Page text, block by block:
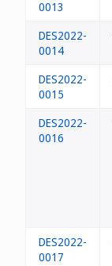
0013
DES2022-
0014
DES2022-
0015
DES2022-
0016
DES2022-
0017